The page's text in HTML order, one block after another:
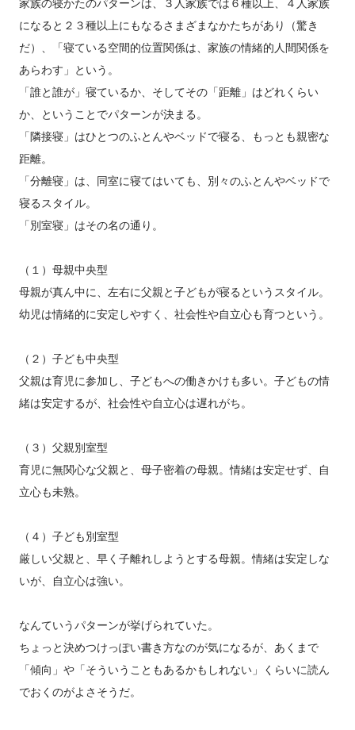
家族の寝かたのパターンは、３人家族では６種以上、４人家族
になると２３種以上にもなるさまざまなかたちがあり（驚き
だ）、「寝ている空間的位置関係は、家族の情緒的人間関係を
あらわす」という。
「誰と誰が」寝ているか、そしてその「距離」はどれくらい
か、ということでパターンが決まる。
「隣接寝」はひとつのふとんやベッドで寝る、もっとも親密な
距離。
「分離寝」は、同室に寝てはいても、別々のふとんやベッドで
寝るスタイル。
「別室寝」はその名の通り。
（１）母親中央型
母親が真ん中に、左右に父親と子どもが寝るというスタイル。
幼児は情緒的に安定しやすく、社会性や自立心も育つという。
（２）子ども中央型
父親は育児に参加し、子どもへの働きかけも多い。子どもの情
緒は安定するが、社会性や自立心は遅れがち。
（３）父親別室型
育児に無関心な父親と、母子密着の母親。情緒は安定せず、自
立心も未熟。
（４）子ども別室型
厳しい父親と、早く子離れしようとする母親。情緒は安定しな
いが、自立心は強い。
なんていうパターンが挙げられていた。
ちょっと決めつけっぽい書き方なのが気になるが、あくまで
「傾向」や「そういうこともあるかもしれない」くらいに読ん
でおくのがよさそうだ。